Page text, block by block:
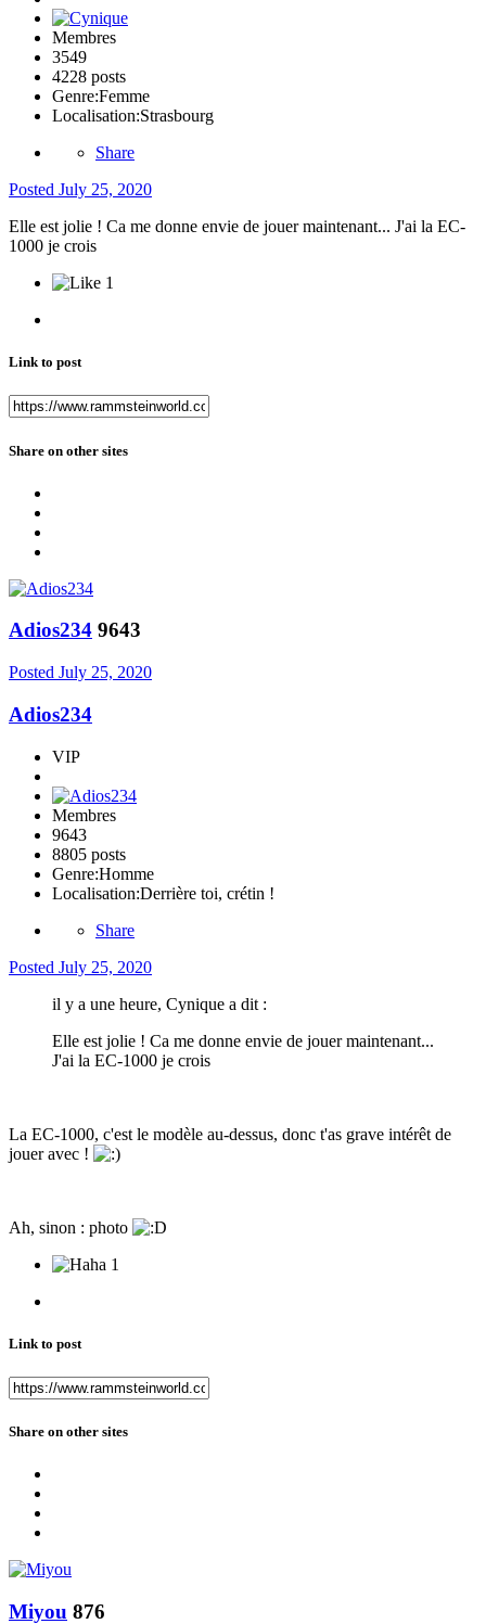
Membres
3549
4228 posts
Genre:Femme
Localisation:Strasbourg
Share
Posted July 25, 2020
Elle est jolie ! Ca me donne envie de jouer maintenant... J'ai la EC-
1000 je crois
1
Link to post
Share on other sites
Adios234 9643
Posted July 25, 2020
Adios234
VIP
Membres
9643
8805 posts
Genre:Homme
Localisation:Derrière toi, crétin !
Share
Posted July 25, 2020
il y a une heure, Cynique a dit :
Elle est jolie ! Ca me donne envie de jouer maintenant...
J'ai la EC-1000 je crois
La EC-1000, c'est le modèle au-dessus, donc t'as grave intérêt de
jouer avec !
Ah, sinon : photo
1
Link to post
Share on other sites
Miyou 876